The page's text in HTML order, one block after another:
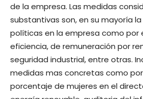
de la empresa. Las medidas
substantivas son, en su mayoría
políticas en la empresa como por
eficiencia, de remuneración por
seguridad industrial, entre otras.
medidas mas concretas como
porcentaje de mujeres en el